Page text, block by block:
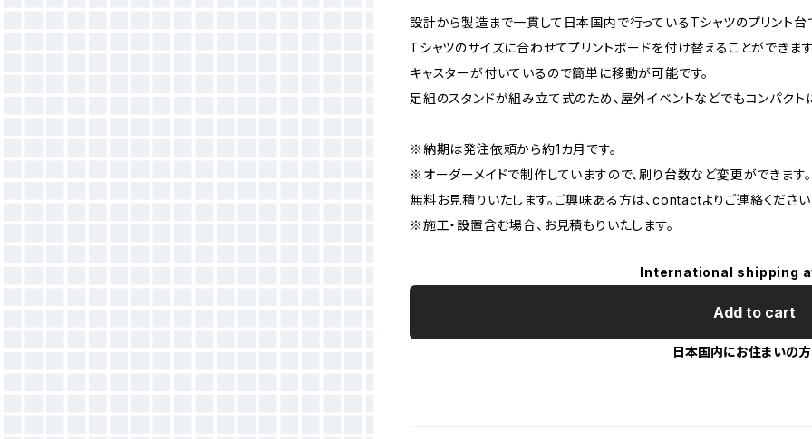
設計から製造まで一貫して日本国内で行っているTシャツのプリント台
Tシャツのサイズに合わせてプリントボードを付け替えることができます
キャスターが付いているので簡単に移動が可能です。
足組のスタンドが組み立て式のため、屋外イベントなどでもコンパクト
※納期は発注依頼から約1カ月です。
※オーダーメイドで制作していますので、刷り台数など変更ができます。
無料お見積りいたします。ご興味ある方は、contactよりご連絡ください
※施工・設置含む場合、お見積もりいたします。
International shipping
Add to cart
日本国内にお住まいの